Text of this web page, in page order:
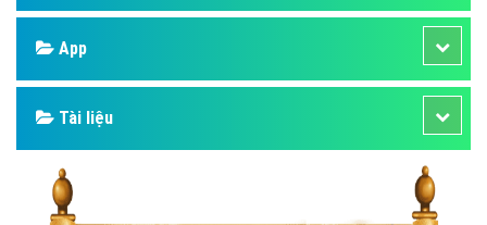
App
Tài liệu